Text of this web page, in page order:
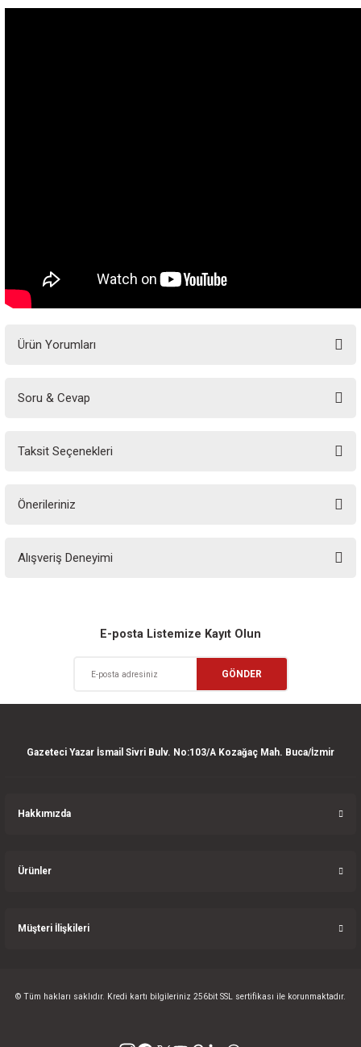
Ürün Yorumları
Soru & Cevap
Taksit Seçenekleri
Önerileriniz
yetersiz gördüğünüz noktaları öneri formunu kullanarak tarafımıza
Ürün resmi kalitesiz, bozuk veya görüntülenemiyor.
Ürün açıklamasında eksik bilgiler bulunuyor.
Ürün bilgilerinde hatalar bulunuyor.
Ürün fiyatı diğer sitelerden daha pahalı.
Alışveriş Deneyimi
Deneyimini Paylaş
E-posta Listemize Kayıt Olun
GÖNDER
Gazeteci Yazar İsmail Sivri Bulv. No:103/A Kozağaç Mah. Buca/İzmir
Hakkımızda
Ürünler
Müşteri İlişkileri
© Tüm hakları saklıdır. Kredi kartı bilgileriniz 256bit SSL sertifikası ile korunmaktadır.